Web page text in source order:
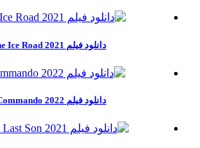
دانلود فیلم The Ice Road 2021 جاده یخی
دانلود فیلم The Commando 2022 کماندو